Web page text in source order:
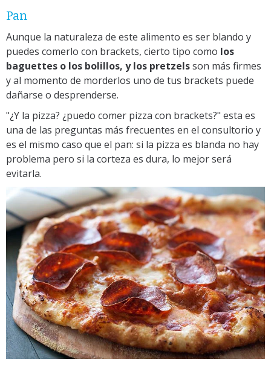
Pan
Aunque la naturaleza de este alimento es ser blando y
puedes comerlo con brackets, cierto tipo como los
baguettes o los bolillos, y los pretzelsson más firmes
y al momento de morderlos uno de tus brackets puede
dañarse o desprenderse.
"¿Y la pizza? ¿puedo comer pizza con brackets?" esta es
una de las preguntas más frecuentes en el consultorio y
es el mismo caso que el pan: si la pizza es blanda no hay
problema pero si la corteza es dura, lo mejor será
evitarla.